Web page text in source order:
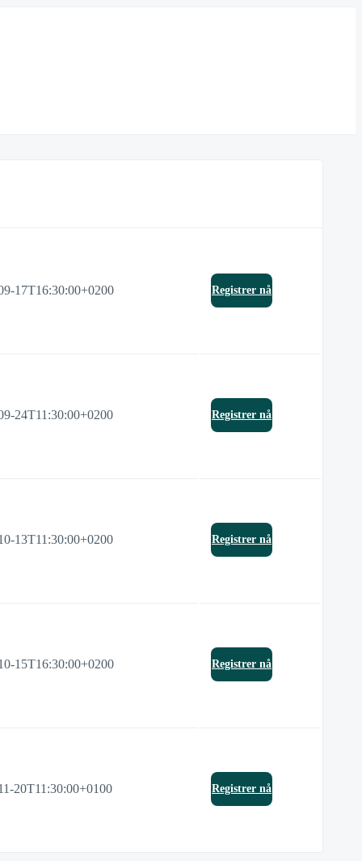
17T16:30:00+0200 Registrer nå
24T11:30:00+0200 Registrer nå
13T11:30:00+0200 Registrer nå
15T16:30:00+0200 Registrer nå
20T11:30:00+0100 Registrer nå